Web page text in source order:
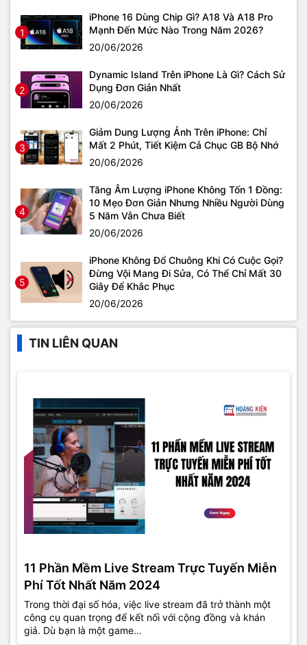
1
iPhone 16 Dùng Chip Gì? A18 Và A18 Pro
Mạnh Đến Mức Nào Trong Năm 2026?
20/06/2026
2
Dynamic Island Trên iPhone Là Gì? Cách Sử
Dụng Đơn Giản Nhất
20/06/2026
3
Giảm Dung Lượng Ảnh Trên iPhone: Chỉ
Mất 2 Phút, Tiết Kiệm Cả Chục GB Bộ Nhớ
20/06/2026
4
Tăng Âm Lượng iPhone Không Tốn 1 Đồng:
10 Mẹo Đơn Giản Nhưng Nhiều Người Dùng
5 Năm Vẫn Chưa Biết
20/06/2026
5
iPhone Không Đổ Chuông Khi Có Cuộc Gọi?
Đừng Vội Mang Đi Sửa, Có Thể Chỉ Mất 30
Giây Để Khắc Phục
20/06/2026
TIN LIÊN QUAN
11 Phần Mềm Live Stream Trực Tuyến Miễn
Phí Tốt Nhất Năm 2024
Trong thời đại số hóa, việc live stream đã trở thành một
công cụ quan trọng để kết nối với cộng đồng và khán
giả. Dù bạn là một game...